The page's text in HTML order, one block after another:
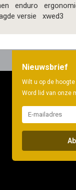
enduro
versie xwed3
Nieuwsbrief
Wilt u op de hoogte
Word lid van onze